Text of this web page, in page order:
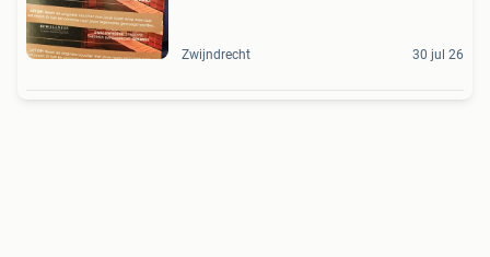
Zwijndrecht 30 jul 26